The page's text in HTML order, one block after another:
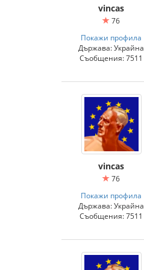
vincas
76
Покажи профила
Държава: Украйна
Съобщения: 7511
vincas
76
Покажи профила
Държава: Украйна
Съобщения: 7511